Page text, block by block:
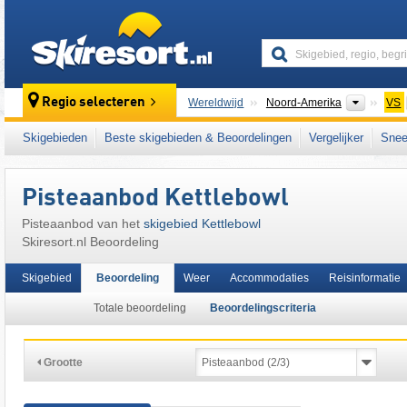
Regio selecteren Wereldwijd Noord-Amerika VS
Dit skigebied ligt ook in: Midwest
Skigebieden Beste skigebieden & Beoordelingen Vergelijker
Pisteaanbod Kettlebowl
Pisteaanbod van het skigebied Kettlebowl
Skiresort.nl Beoordeling
Skigebied Beoordeling
Totale beoordeling Beoordelingscriteria
Weer Accommodaties Reisinformatie
Grootte